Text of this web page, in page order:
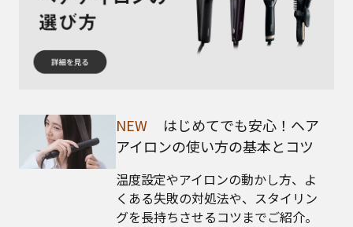
NEW
はじめてでも安心！ヘア
アイロンの使い方の基本とコツ​
温度設定やアイロンの動かし方、よ
くある失敗の対処法や、スタイリン
グを長持ちさせるコツまでご紹介。